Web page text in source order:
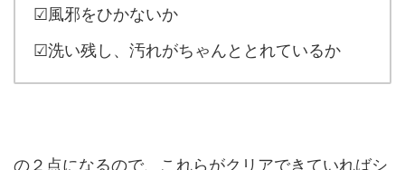
☑風邪をひかないか
☑洗い残し、汚れがちゃんととれているか
の２点になるので、これらがクリアできていればシ